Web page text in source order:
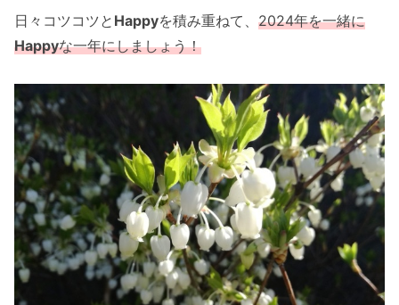
日々コツコツと Happyを積み重ねて、 2024年を一緒に
Happyな一年にしましょう！